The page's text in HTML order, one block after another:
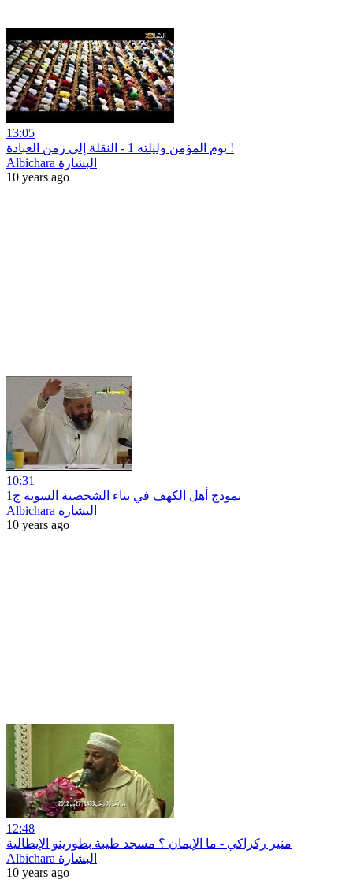
13:05
يوم المؤمن وليلته 1 - النقلة إلى زمن العبادة !
Albichara البشارة
10 years ago
10:31
نمودج أهل الكهف في بناء الشخصية السوية ج1
Albichara البشارة
10 years ago
12:48
منير ركراكي - ما الإيمان ؟ مسجد طيبة بطورينو الإيطالية
Albichara البشارة
10 years ago